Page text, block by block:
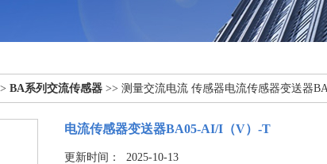
BA系列交流传感器 >> 测量交流电流 传感器电流传感器变送器
电流传感器变送器BA05-AI/I（V）-T
更新时间： 2025-10-13